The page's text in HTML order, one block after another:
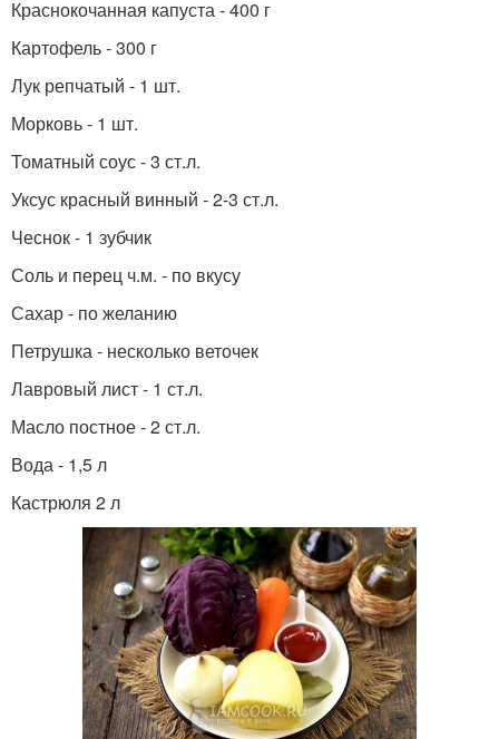
Краснокочанная капуста - 400 г
Картофель - 300 г
Лук репчатый - 1 шт.
Морковь - 1 шт.
Томатный соус - 3 ст.л.
Уксус красный винный - 2-3 ст.л.
Чеснок - 1 зубчик
Соль и перец ч.м. - по вкусу
Сахар - по желанию
Петрушка - несколько веточек
Лавровый лист - 1 ст.л.
Масло постное - 2 ст.л.
Вода - 1,5 л
Кастрюля 2 л